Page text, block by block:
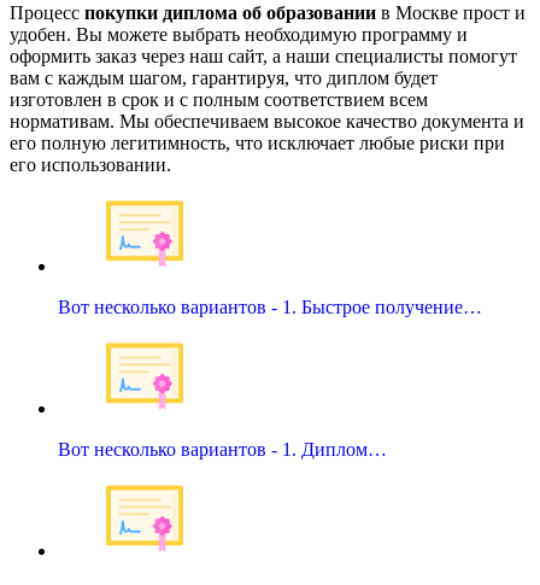
Процесс покупки диплома об образовании в Москве прост и
удобен. Вы можете выбрать необходимую программу и
оформить заказ через наш сайт, а наши специалисты помогут
вам с каждым шагом, гарантируя, что диплом будет
изготовлен в срок и с полным соответствием всем
нормативам. Мы обеспечиваем высокое качество документа и
его полную легитимность, что исключает любые риски при
его использовании.
Вот несколько вариантов - 1. Быстрое получение…
Вот несколько вариантов - 1. Диплом…